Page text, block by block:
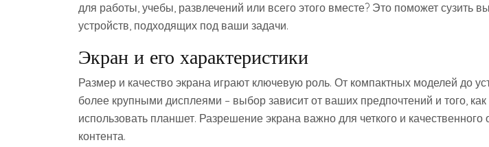
для работы, учебы, развлечений или всего этого вместе? Это поможет сузить
устройств, подходящих под ваши задачи.
Экран и его характеристики
Размер и качество экрана играют ключевую роль. От компактных моделей до
более крупными дисплеями – выбор зависит от ваших предпочтений и того, как
использовать планшет. Разрешение экрана важно для четкого и качественного
контента.